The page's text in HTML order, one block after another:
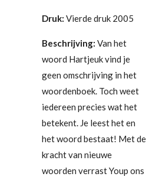
Druk: Vierde druk 2005
Beschrijving: Van het
woord Hartjeuk vind je
geen omschrijving in het
woordenboek. Toch weet
iedereen precies wat het
betekent. Je leest het en
het woord bestaat! Met de
kracht van nieuwe
woorden verrast Youp ons